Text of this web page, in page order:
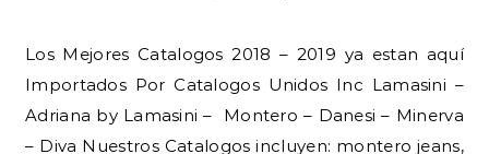
Los Mejores Catalogos 2018 – 2019 ya estan aquí
Importados Por Catalogos Unidos Inc Lamasini –
Adriana by Lamasini – Montero – Danesi – Minerva
– Diva Nuestros Catalogos incluyen: montero jeans,